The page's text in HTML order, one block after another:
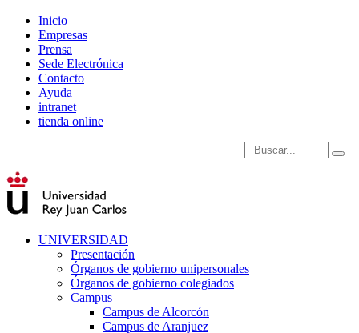
Inicio
Empresas
Prensa
Sede Electrónica
Contacto
Ayuda
intranet
tienda online
Introduce términos de
UNIVERSIDAD
Presentación
Órganos de gobierno unipersonales
Órganos de gobierno colegiados
Campus
Campus de Alcorcón
Campus de Aranjuez